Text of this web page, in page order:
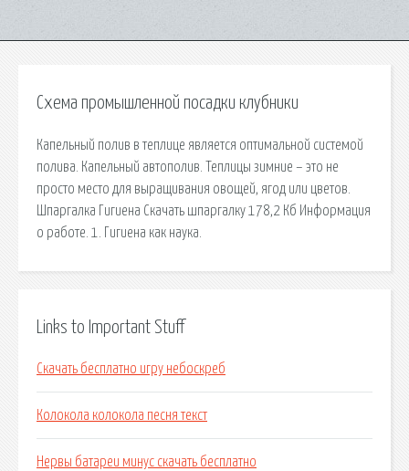
Схема промышленной посадки клубники
Капельный полив в теплице является оптимальной системой
полива. Капельный автополив. Теплицы зимние – это не
просто место для выращивания овощей, ягод или цветов.
Шпаргалка Гигиена Скачать шпаргалку 178,2 Кб Информация
о работе. 1. Гигиена как наука.
Links to Important Stuff
Скачать бесплатно игру небоскреб
Колокола колокола песня текст
Нервы батареи минус скачать бесплатно